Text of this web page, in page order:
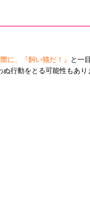
に、『飼い猫だ！』
と一
行動をとる可能性もあ